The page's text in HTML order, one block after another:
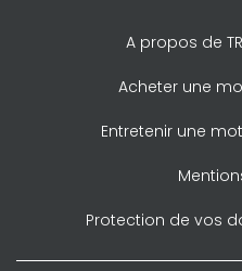
A propos de
Acheter une
Entretenir une
Protection de vos